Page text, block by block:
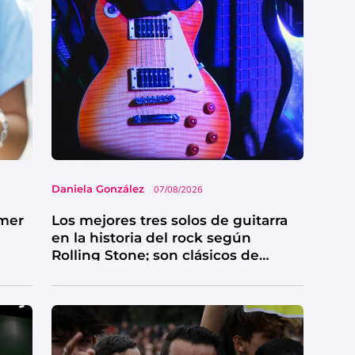
Daniela González 07/08/2026
Los mejores tres solos de guitarra
en la historia del rock según
Rolling Stone; son clásicos de